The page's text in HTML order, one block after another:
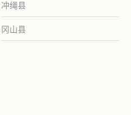
冲绳县
冈山县